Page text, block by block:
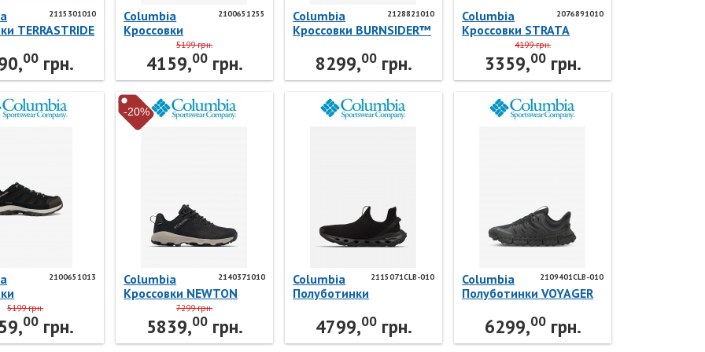
2115301010
TERRASTRIDE
00грн.
2100651255
Columbia
Кроссовки
CRESTWOOD™
WATERPROOF
2100651255 Columbia
5199 грн.
4159,00грн.
2128821010
Columbia
Кроссовки BURNSIDER™
2128821010 Columbia
8299,00грн.
2076891010
Columbia
Кроссовки STRATA
TRAIL™ LOW WP
2076891010 Columbia
4199 грн.
3359,00грн.
2100651013
Columbia
5199 грн.
00грн.
-20%
2140371010
Columbia
Кроссовки NEWTON
NIMBLE™ LTR
2140371010 Columbia
7299 грн.
5839,00грн.
2115071CLB-010
Columbia
Полуботинки
2115071CLB-010
Columbia
4799,00грн.
2109401CLB-010
Columbia
Полуботинки VOYAGER
010 Columbia
6299,00грн.